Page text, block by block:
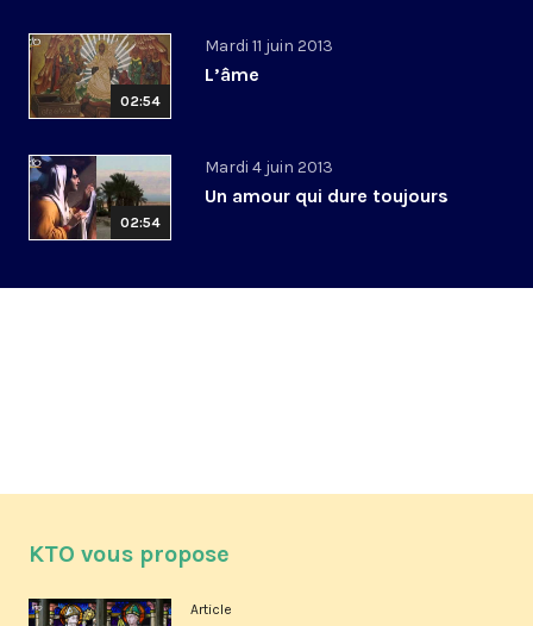
02:54
Mardi 11 juin 2013
L’âme
02:54
Mardi 4 juin 2013
Un amour qui dure toujours
KTO vous propose
Article